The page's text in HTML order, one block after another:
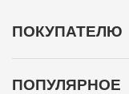
ПОКУПАТЕЛЮ
ПОПУЛЯРНОЕ